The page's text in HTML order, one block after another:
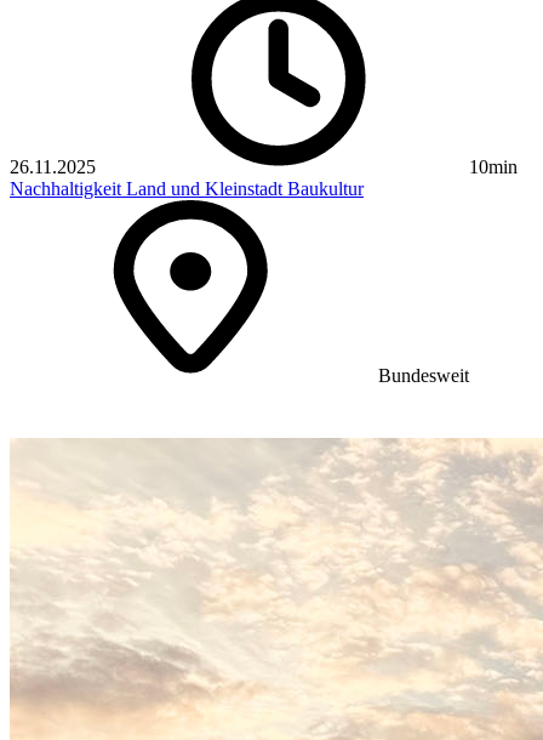
26.11.2025
10min
Nachhaltigkeit Land und Kleinstadt Baukultur
Bundesweit